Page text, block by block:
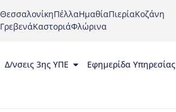
ΘεσσαλονίκηΠέλλαΗμαθίαΠιερίαΚοζάνη
ΓρεβενάΚαστοριάΦλώρινα
Δ/νσεις 3ης ΥΠΕ Εφημερίδα Υπηρεσίας